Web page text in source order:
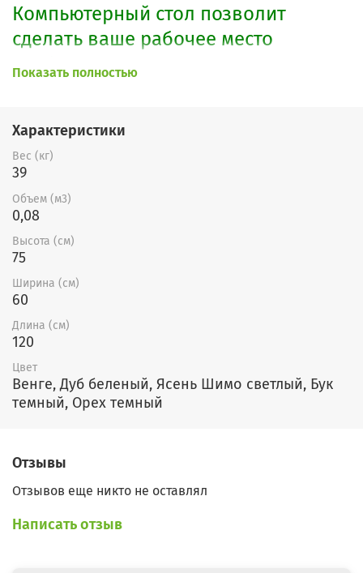
Компьютерный стол позволит
сделать ваше рабочее место
удобным. Стол оснащен тремя
столешницей, выдвижной полкой
для клавиатуры и полкой для
системного блока.
Показать полностью
Характеристики
Вес (кг)
39
Объем (м3)
0,08
Высота (см)
75
Ширина (см)
60
Длина (см)
120
Цвет
Венге, Дуб беленый, Ясень Шимо светлый, Бук
темный, Орех темный
Отзывы
Отзывов еще никто не оставлял
Написать отзыв